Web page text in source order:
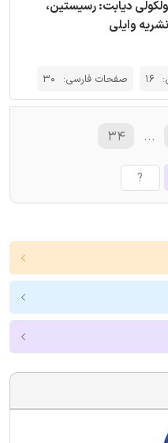
دیابت: رسیستین،
16 صفحات فارسی: 30
... ۳۴